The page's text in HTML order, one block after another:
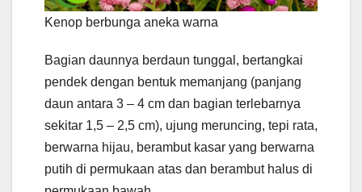
Kenop berbunga aneka warna
Bagian daunnya berdaun tunggal, bertangkai
pendek dengan bentuk memanjang (panjang
daun antara 3 – 4 cm dan bagian terlebarnya
sekitar 1,5 – 2,5 cm), ujung meruncing, tepi rata,
berwarna hijau, berambut kasar yang berwarna
putih di permukaan atas dan berambut halus di